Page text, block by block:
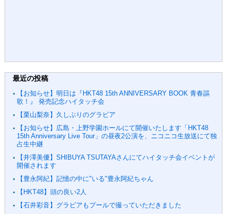
最近の投稿
【お知らせ】明日は『HKT48 15th ANNIVERSARY BOOK 青春謳
歌！』 発売記念ハイタッチ会
【栗山梨奈】久しぶりのグラビア
【お知らせ】広島・上野学園ホールにて開催いたします「HKT48
15th Anniversary Live Tour」の昼夜2公演を、ニコニコ生放送にて独
占生中継
【井澤美優】SHIBUYA TSUTAYAさんにてハイタッチ会イベントが
開催されます
【豊永阿紀】記憶の中に"いる"豊永阿紀ちゃん
【HKT48】頭の良い2人
【石井彩音】グラビアもプールで撮っていただきました